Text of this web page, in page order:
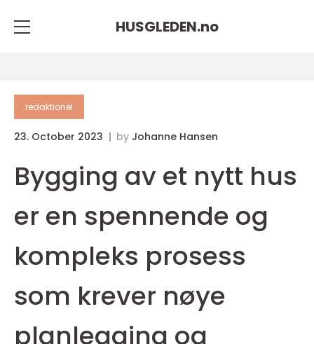
HUSGLEDEN.no
redaktionel
23. October 2023 by Johanne Hansen
Bygging av et nytt hus
er en spennende og
kompleks prosess
som krever nøye
planlegging og